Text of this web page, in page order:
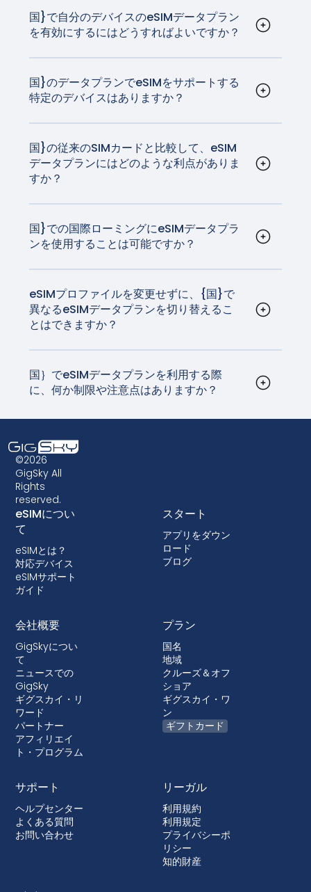
* iPad Pro (M4) Wi-Fi + CellularモデルおよびiPad Air
(M2) Wi-Fi + CellularモデルはeSIMでアクティベートさ
れ、物理的なSIMカードは搭載されていません。
話は、eSIM技術を備えています。
ト、スマートウォッチなど、さまざまなデバイス
でご利用いただけます。対応デバイスのリストは
国}で自分のデバイスのeSIMデータプラン
を有効にするにはどうすればよいですか？
す。iOSとAndroidのアクティベーション手順はこ
ちらをご覧ください。
国}のデータプランでeSIMをサポートする
特定のデバイスはありますか？
に、一部のタブレットやスマートウォッチも対応
しています。
国}の従来のSIMカードと比較して、eSIM
データプランにはどのような利点がありま
すか？
ことなくキャリアを簡単に切り替えることができ
るため、旅行者に最適です。もうSIMカードをいじ
国}での国際ローミングにeSIMデータプラ
ンを使用することは可能ですか？
は、高品質で信頼性の高いネットワークと接続
を、自国の通信事業者が請求するデータローミン
グ料金の数分の一で提供します。
eSIMプロファイルを変更せずに、{国}で
異なるeSIMデータプランを切り替えるこ
とはできますか？
とができます。これはシームレスなプロセスで、
実物SIMカードの入れ替える必要はありません。帰
深く心掛ける時代は終わりました。
国｝でeSIMデータプランを利用する際
に、何か制限や注意点はありますか？
バイスが対応していることを確認することが不可
欠です。さらに、一部の古いデバイスはeSIMテク
ノロジーに対応していない場合があるため、eSIM
データプランを選ぶ前に互換性を確認することが
非常に重要です。また、キャリアによっては、
eSIMを使用できないように端末をロックしている
場合があります。ロックはほとんどの国で許可さ
れていないが、ロックが行われる場合は、ほとん
どの場合、デバイスが融資されているポストペイ
ドプランに付属している。
©2026
GigSky All
Rights
reserved.
eSIMについ
て
eSIMとは？
対応デバイス
eSIMサポート
ガイド
スタート
アプリをダウン
ロード
ブログ
会社概要
GigSkyについ
て
ニュースでの
GigSky
ギグスカイ・リ
ワード
パートナー
アフィリエイ
ト・プログラム
プラン
国名
地域
クルーズ＆オフ
ショア
ギグスカイ・ワ
ン
ギフトカード
サポート
ヘルプセンター
よくある質問
お問い合わせ
リーガル
利用規約
利用規定
プライバシーポ
リシー
知的財産